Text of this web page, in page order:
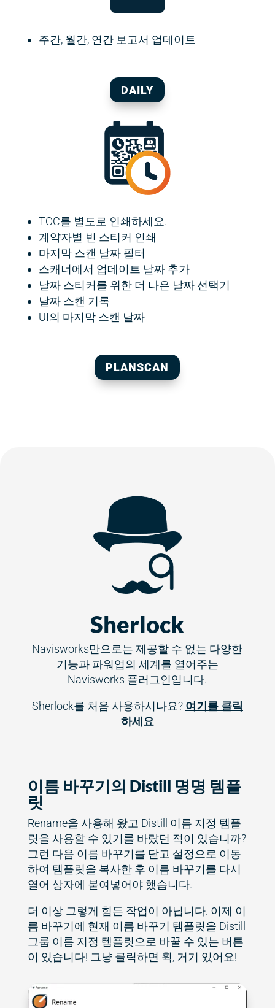
주간, 월간, 연간 보고서 업데이트
DAILY
TOC를 별도로 인쇄하세요.
계약자별 빈 스티커 인쇄
마지막 스캔 날짜 필터
스캐너에서 업데이트 날짜 추가
날짜 스티커를 위한 더 나은 날짜 선택기
날짜 스캔 기록
UI의 마지막 스캔 날짜
PLANSCAN
Sherlock
Navisworks만으로는 제공할 수 없는 다양한
기능과 파워업의 세계를 열어주는
Navisworks 플러그인입니다.
Sherlock를 처음 사용하시나요? 여기를 클릭
하세요
이름 바꾸기의 Distill 명명 템플
릿
Rename을 사용해 왔고 Distill 이름 지정 템플
릿을 사용할 수 있기를 바랐던 적이 있습니까?
그런 다음 이름 바꾸기를 닫고 설정으로 이동
하여 템플릿을 복사한 후 이름 바꾸기를 다시
열어 상자에 붙여넣어야 했습니다.
더 이상 그렇게 힘든 작업이 아닙니다. 이제 이
름 바꾸기에 현재 이름 바꾸기 템플릿을 Distill
그룹 이름 지정 템플릿으로 바꿀 수 있는 버튼
이 있습니다! 그냥 클릭하면 휙, 거기 있어요!